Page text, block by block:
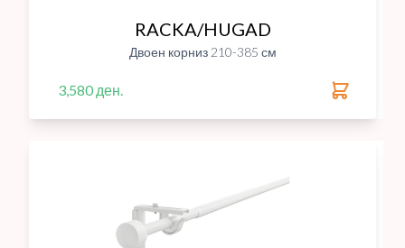
RACKA/HUGAD
Двоен корниз 210-385 см
3,580 ден.